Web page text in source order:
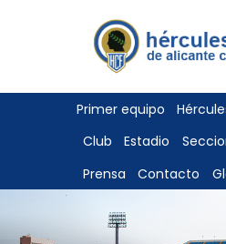
Primer equipo
Club
Estadio
Prensa
Contacto
ENTRADAS
TIENDA
HÉRCULESCF100